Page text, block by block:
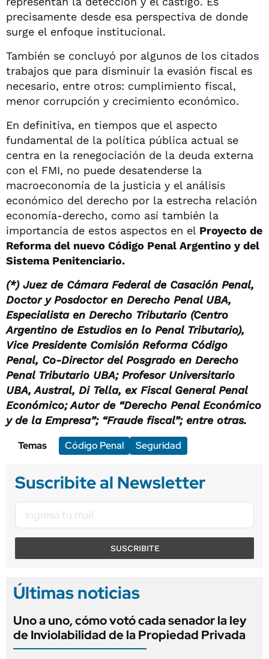
precisamente desde esa perspectiva de donde
surge el enfoque institucional.
También se concluyó por algunos de los citados
trabajos que para disminuir la evasión fiscal es
necesario, entre otros: cumplimiento fiscal,
menor corrupción y crecimiento económico.
En definitiva, en tiempos que el aspecto
fundamental de la política pública actual se
centra en la renegociación de la deuda externa
con el FMI, no puede desatenderse la
macroeconomía de la justicia y el análisis
económico del derecho por la estrecha relación
economía-derecho, como así también la
importancia de estos aspectos en el Proyecto de
Reforma del nuevo Código Penal Argentino y del
Sistema Penitenciario.
(*) Juez de Cámara Federal de Casación Penal,
Doctor y Posdoctor en Derecho Penal UBA,
Especialista en Derecho Tributario (Centro
Argentino de Estudios en lo Penal Tributario),
Vice Presidente Comisión Reforma Código
Penal, Co-Director del Posgrado en Derecho
Penal Tributario UBA; Profesor Universitario
UBA, Austral, Di Tella, ex Fiscal General Penal
Económico; Autor de “Derecho Penal Económico
y de la Empresa”; “Fraude fiscal”; entre otras.
Temas
Código Penal Seguridad
Suscribite al Newsletter
SUSCRIBITE
Últimas noticias
Uno a uno, cómo votó cada senador la ley
de Inviolabilidad de la Propiedad Privada